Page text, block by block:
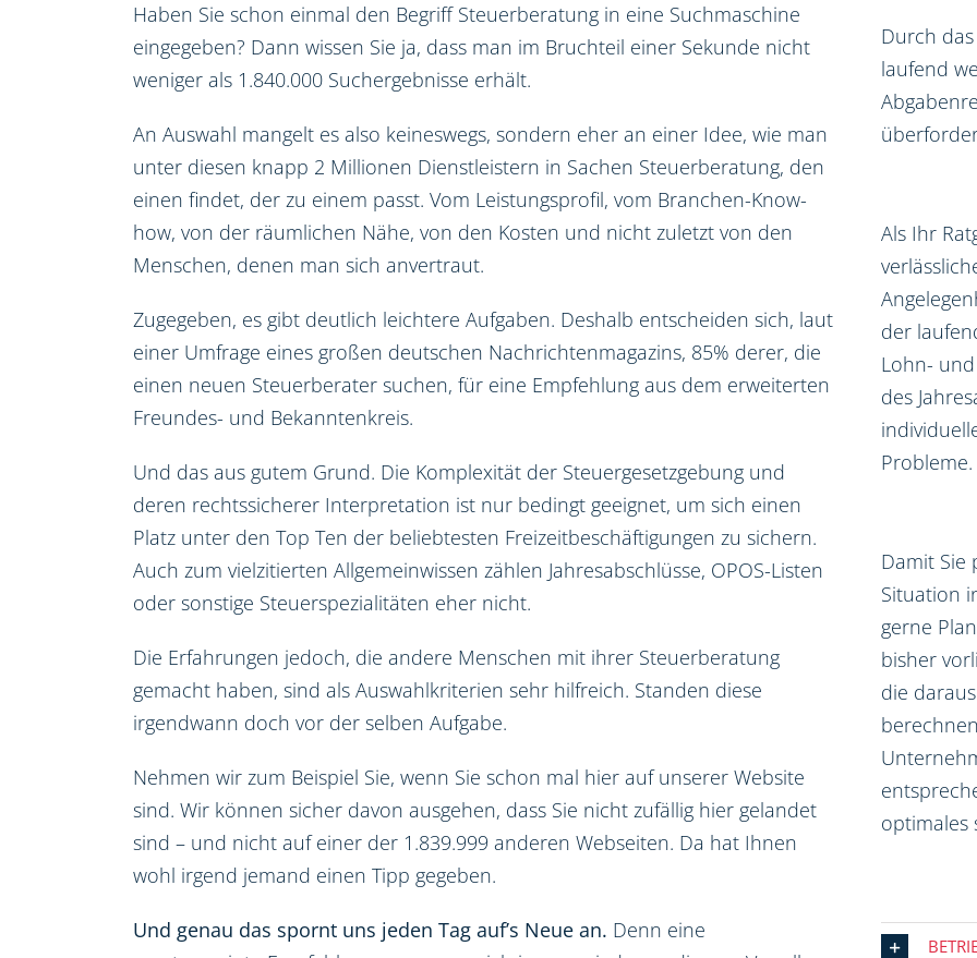
Haben Sie schon einmal den Begriff Steuerberatung in eine Suchmaschine
eingegeben? Dann wissen Sie ja, dass man im Bruchteil einer Sekunde nicht
weniger als 1.840.000 Suchergebnisse erhält.
An Auswahl mangelt es also keineswegs, sondern eher an einer Idee, wie man
unter diesen knapp 2 Millionen Dienstleistern in Sachen Steuerberatung, den
einen findet, der zu einem passt. Vom Leistungsprofil, vom Branchen-Know-
how, von der räumlichen Nähe, von den Kosten und nicht zuletzt von den
Menschen, denen man sich anvertraut.
Zugegeben, es gibt deutlich leichtere Aufgaben. Deshalb entscheiden sich, laut
einer Umfrage eines großen deutschen Nachrichtenmagazins, 85% derer, die
einen neuen Steuerberater suchen, für eine Empfehlung aus dem erweiterten
Freundes- und Bekanntenkreis.
Und das aus gutem Grund. Die Komplexität der Steuergesetzgebung und
deren rechtssicherer Interpretation ist nur bedingt geeignet, um sich einen
Platz unter den Top Ten der beliebtesten Freizeitbeschäftigungen zu sichern.
Auch zum vielzitierten Allgemeinwissen zählen Jahresabschlüsse, OPOS-Listen
oder sonstige Steuerspezialitäten eher nicht.
Die Erfahrungen jedoch, die andere Menschen mit ihrer Steuerberatung
gemacht haben, sind als Auswahlkriterien sehr hilfreich. Standen diese
irgendwann doch vor der selben Aufgabe.
Nehmen wir zum Beispiel Sie, wenn Sie schon mal hier auf unserer Website
sind. Wir können sicher davon ausgehen, dass Sie nicht zufällig hier gelandet
sind – und nicht auf einer der 1.839.999 anderen Webseiten. Da hat Ihnen
wohl irgend jemand einen Tipp gegeben.
Und genau das spornt uns jeden Tag auf’s Neue an. Denn eine
Durch
laufend
Als Ihr
der
Lohn-
des
Probleme.
Damit Sie
Situation
gerne
bisher
die
optimales